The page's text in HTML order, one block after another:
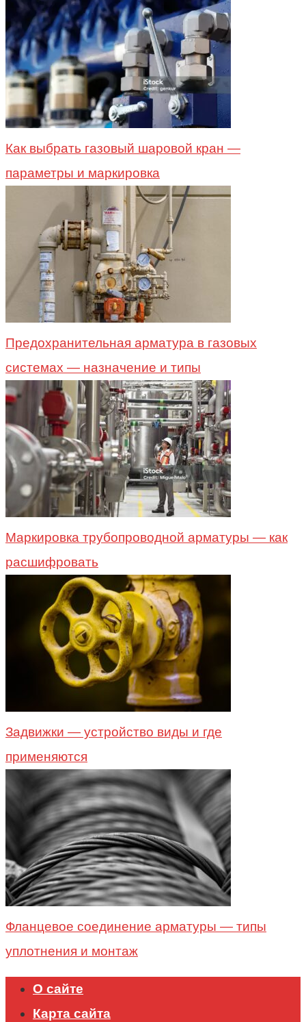
Как выбрать газовый шаровой кран —
параметры и маркировка
Предохранительная арматура в газовых
системах — назначение и типы
Маркировка трубопроводной арматуры — как
расшифровать
Задвижки — устройство виды и где
применяются
Фланцевое соединение арматуры — типы
уплотнения и монтаж
О сайте
Карта сайта